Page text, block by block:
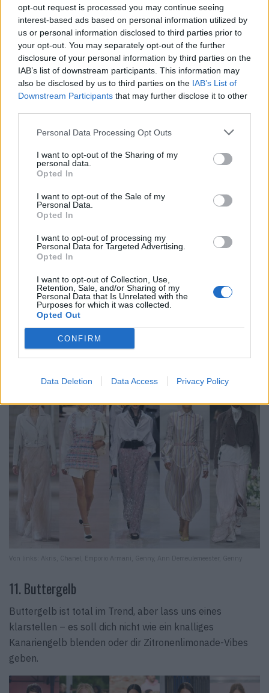
opt-out request is processed you may continue seeing
interest-based ads based on personal information utilized by
us or personal information disclosed to third parties prior to
your opt-out. You may separately opt-out of the further
disclosure of your personal information by third parties on the
IAB’s list of downstream participants. This information may
also be disclosed by us to third parties on the IAB’s List of
Downstream Participants that may further disclose it to other
Personal Data Processing Opt Outs
I want to opt-out of the Sharing of my
personal data.
Opted In
I want to opt-out of the Sale of my
Personal Data.
Opted In
I want to opt-out of processing my
Personal Data for Targeted Advertising.
Opted In
I want to opt-out of Collection, Use,
Retention, Sale, and/or Sharing of my
Personal Data that Is Unrelated with the
Purposes for which it was collected.
Opted Out
CONFIRM
Data Deletion Data Access Privacy Policy
Frühjahr/Sommer 2025 Street Style
Schlüsselfarben
10. Pink
Pink ist zurück für Frühling/Sommer 2025. Aber bitte, wir
müssen den Sommer des Barbiecores nicht wiederholen
– keiner braucht ein Sequel. Stattdessen cleverer stylen:
Setze auf Kleidung mit dezenten pinken Akzenten oder
Prints, die die Farbe subtil einfließen lassen, ohne dein
Von links: Akris, Chanel, Emporio Armani, Genny, Ann Demeulemeester, Genny
11. Buttergelb
Buttergelb ist total im Trend, aber lass uns eines
klarstellen – es soll dich nicht wie ein knalliges
Kanariengelb blenden oder dir Zitronenlimonade-Vibes
geben.